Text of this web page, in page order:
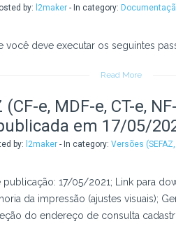
by: l2maker- In category:
você deve executar os seguintes
Read More
e, MDF-e, CT-e,
em 17/05/
by: l2maker- In category: Versões (SEFAZ,
publicação: 17/05/2021; Link para
da impressão (ajustes visuais);
do endereço de consulta